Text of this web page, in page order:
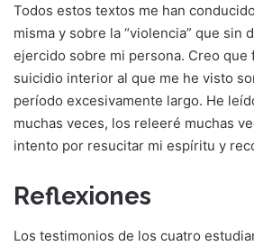
Todos estos textos me han
misma y sobre la “violencia” que sin
ejercido sobre mi persona. Creo que
suicidio interior al que me he visto
período excesivamente largo. He
muchas veces, los releeré muchas
intento por resucitar mi espíritu y
Reflexiones
Los testimonios de los cuatro